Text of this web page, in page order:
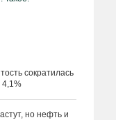
сократилась
4,1%
но нефть и